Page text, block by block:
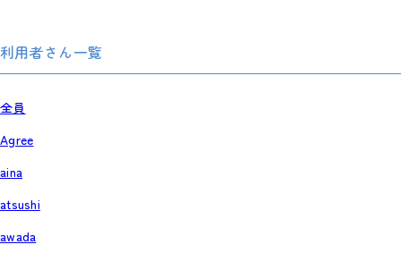
利用者さん一覧
全員
Agree
aina
atsushi
awada